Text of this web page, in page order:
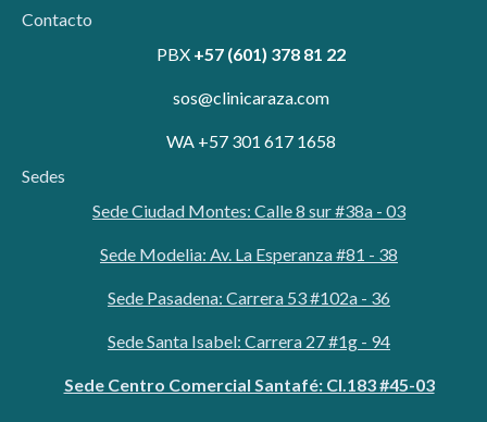
Contacto
PBX +57 (601) 378 81 22
sos@clinicaraza.com
WA +57 301 617 1658
Sedes
Sede Ciudad Montes: Calle 8 sur #38a - 03
Sede Modelia: Av. La Esperanza #81 - 38
Sede Pasadena: Carrera 53 #102a - 36
Sede Santa Isabel: Carrera 27 #1g - 94
Sede Centro Comercial Santafé: Cl.183 #45-03